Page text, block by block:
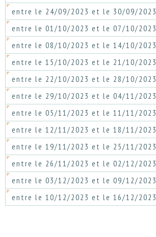
entre le 24/09/2023 et le 30/09/2023
entre le 01/10/2023 et le 07/10/2023
entre le 08/10/2023 et le 14/10/2023
entre le 15/10/2023 et le 21/10/2023
entre le 22/10/2023 et le 28/10/2023
entre le 29/10/2023 et le 04/11/2023
entre le 05/11/2023 et le 11/11/2023
entre le 12/11/2023 et le 18/11/2023
entre le 19/11/2023 et le 25/11/2023
entre le 26/11/2023 et le 02/12/2023
entre le 03/12/2023 et le 09/12/2023
entre le 10/12/2023 et le 16/12/2023